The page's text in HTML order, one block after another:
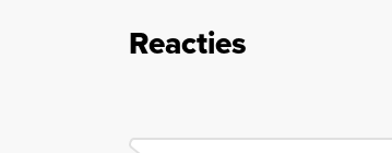
Reacties